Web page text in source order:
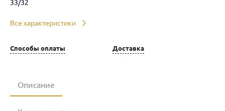
33/32
Все характеристики
Способы оплаты Доставка
Описание